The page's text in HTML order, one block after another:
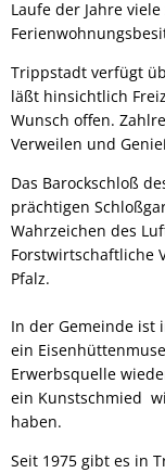
Laufe der Jahre
Trippstadt verfügt
läßt hinsichtlich
Wunsch offen.
Verweilen und
Das Barockschloß
prächtigen
Wahrzeichen des
Forstwirtschaftliche
Pfalz.
In der Gemeinde ist
ein
Erwerbsquelle
ein Kunstschmied
haben.
Seit 1975 gibt es in